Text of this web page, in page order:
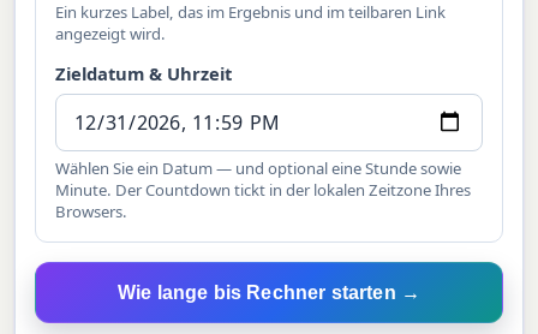
Ein kurzes Label, das im Ergebnis und im teilbaren Link
angezeigt wird.
Zieldatum & Uhrzeit
Wählen Sie ein Datum — und optional eine Stunde sowie
Minute. Der Countdown tickt in der lokalen Zeitzone Ihres
Browsers.
Wie lange bis Rechner starten →